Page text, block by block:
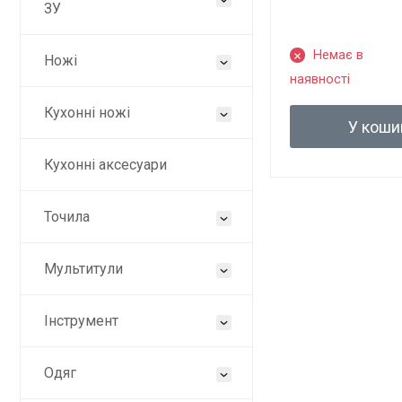
ЗУ
Ножі
Кухонні ножі
Кухонні аксесуари
Точила
Мультитули
Інструмент
Одяг
Немає в
наявності
У